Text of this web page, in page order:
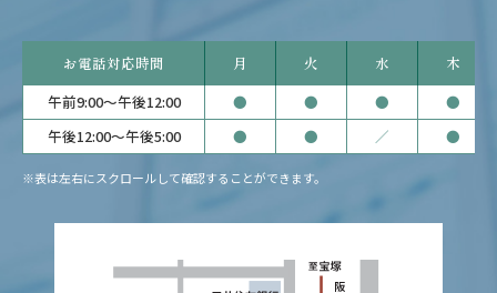
お電話対応時間 月 火 水
木
午前9:00～午後12:00
● ● ●
●
午後12:00～午後5:00
● ● ／ ●
※表は左右にスクロールして確認することができます。